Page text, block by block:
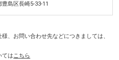
島区長崎5-33-11
、お問い合わせ先などにつきましては、
てはこちら